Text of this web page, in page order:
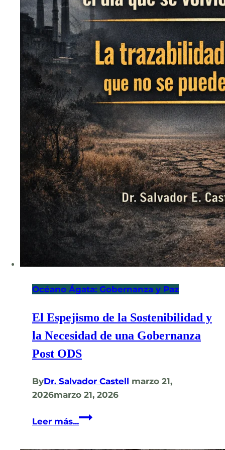
Océano Ágata: Gobernanza y Paz
El Espejismo de la Sostenibilidad y
la Necesidad de una Gobernanza
Post ODS
ByDr. Salvador Castell marzo 21,
2026marzo 21, 2026
Leer más...El